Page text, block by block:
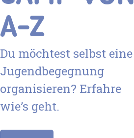
A-Z
Du möchtest selbst eine
Jugendbegegnung
organisieren? Erfahre
wie’s geht.